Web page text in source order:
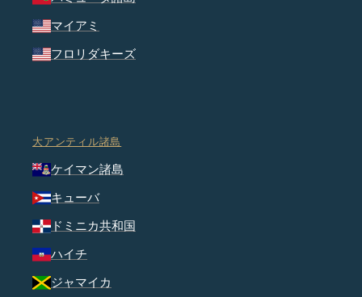
マイアミ
フロリダキーズ
大アンティル諸島
ケイマン諸島
キューバ
ドミニカ共和国
ハイチ
ジャマイカ